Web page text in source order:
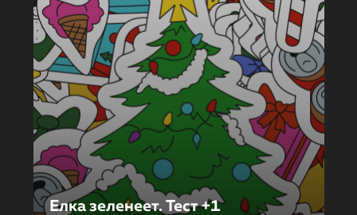
Елка зеленеет. Тест +1